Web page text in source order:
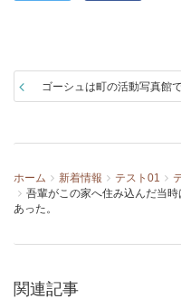
ゴーシュは町の活動写真館
ホーム 新着情報 テスト01
吾輩がこの家へ住み込んだ当
あった。
関連記事